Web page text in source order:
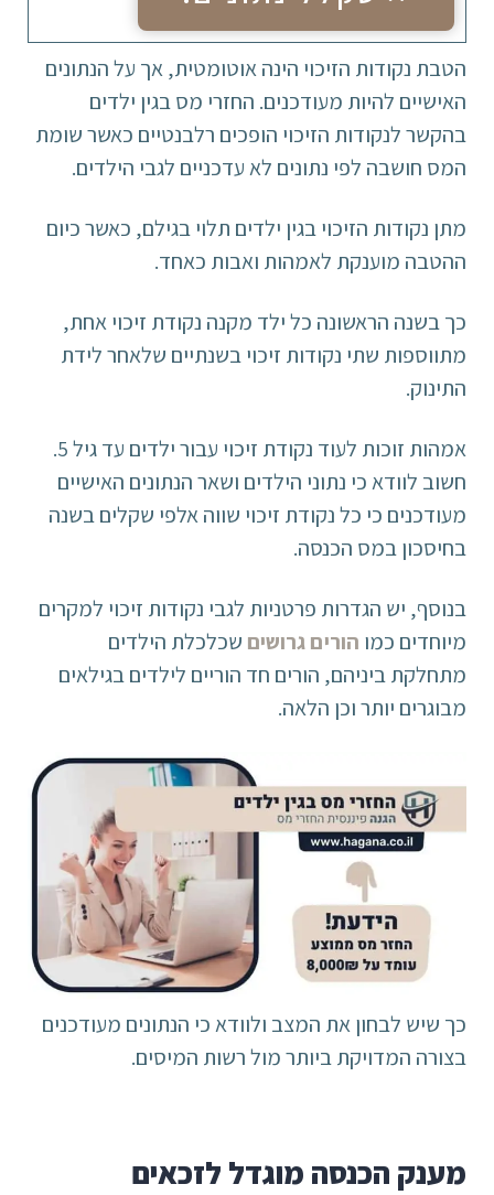
הטבת נקודות הזיכוי הינה אוטומטית, אך על הנתונים
האישיים להיות מעודכנים. החזרי מס בגין ילדים
בהקשר לנקודות הזיכוי הופכים רלבנטיים כאשר שומת
המס חושבה לפי נתונים לא עדכניים לגבי הילדים.
מתן נקודות הזיכוי בגין ילדים תלוי בגילם, כאשר כיום
ההטבה מוענקת לאמהות ואבות כאחד.
כך בשנה הראשונה כל ילד מקנה נקודת זיכוי אחת,
מתווספות שתי נקודות זיכוי בשנתיים שלאחר לידת
התינוק.
אמהות זוכות לעוד נקודת זיכוי עבור ילדים עד גיל 5.
חשוב לוודא כי נתוני הילדים ושאר הנתונים האישיים
מעודכנים כי כל נקודת זיכוי שווה אלפי שקלים בשנה
בחיסכון במס הכנסה.
בנוסף, יש הגדרות פרטניות לגבי נקודות זיכוי למקרים
מיוחדים כמו הורים גרושים שכלכלת הילדים
מתחלקת ביניהם, הורים חד הוריים לילדים בגילאים
מבוגרים יותר וכן הלאה.
כך שיש לבחון את המצב ולוודא כי הנתונים מעודכנים
בצורה המדויקת ביותר מול רשות המיסים.
מענק הכנסה מוגדל לזכאים